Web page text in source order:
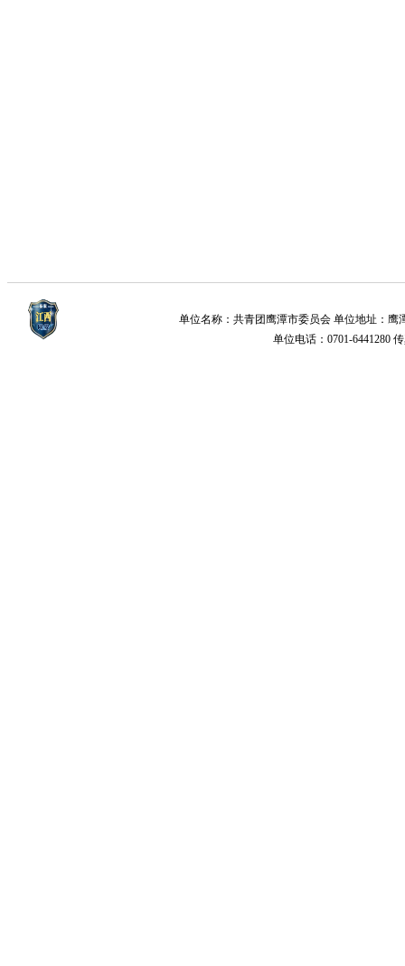
单位名称：共青团鹰潭市委员会 单位地址：鹰
单位电话：0701-6441280